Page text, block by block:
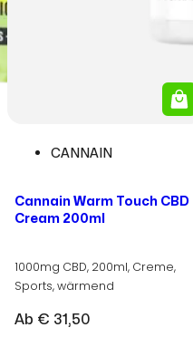
CANNAIN
Cannain Warm Touch CBD
Cream 200ml
1000mg CBD, 200ml, Creme,
Sports, wärmend
Ab € 31,50